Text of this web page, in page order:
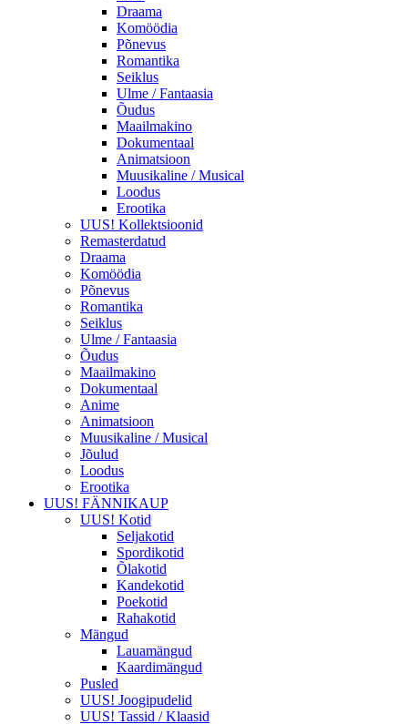
Draama
Komöödia
Põnevus
Romantika
Seiklus
Ulme / Fantaasia
Õudus
Maailmakino
Dokumentaal
Animatsioon
Muusikaline / Musical
Loodus
Erootika
UUS! Kollektsioonid
Remasterdatud
Draama
Komöödia
Põnevus
Romantika
Seiklus
Ulme / Fantaasia
Õudus
Maailmakino
Dokumentaal
Anime
Animatsioon
Muusikaline / Musical
Jõulud
Loodus
Erootika
UUS! FÄNNIKAUP
UUS! Kotid
Seljakotid
Spordikotid
Õlakotid
Kandekotid
Poekotid
Rahakotid
Mängud
Lauamängud
Kaardimängud
Pusled
UUS! Joogipudelid
UUS! Tassid / Klaasid